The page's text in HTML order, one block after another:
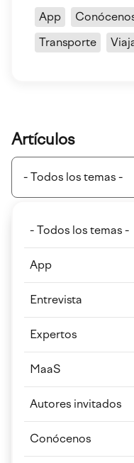
App
Transporte
Artículos
- Todos los temas -
- Todos los temas -
App
Entrevista
Expertos
MaaS
Autores invitados
Conócenos
Agustín
CEO de